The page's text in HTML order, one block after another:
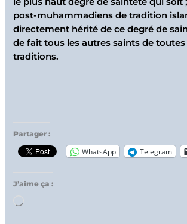
post-muhammadiens de tradition
directement hérité de ce degré de
de fait tous les autres saints de toutes
traditions.
Partager :
WhatsApp Telegram
J’aime ça :